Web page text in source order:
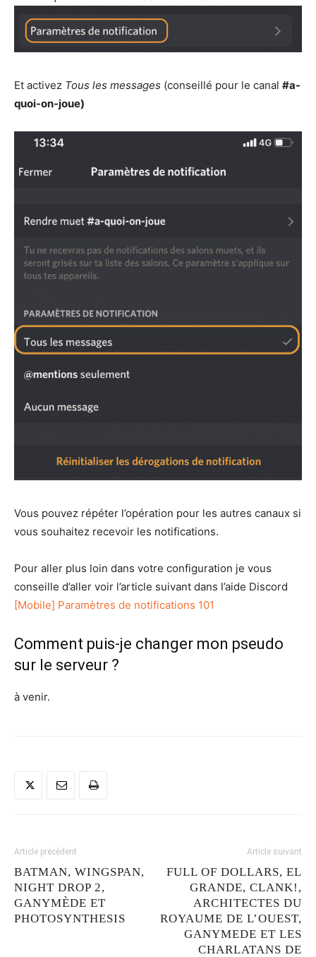
Et activez Tous les messages (conseillé pour le canal #a-
quoi-on-joue)
Vous pouvez répéter l’opération pour les autres canaux si
vous souhaitez recevoir les notifications.
Pour aller plus loin dans votre configuration je vous
conseille d’aller voir l’article suivant dans l’aide Discord
[Mobile] Paramètres de notifications 101
Comment puis-je changer mon pseudo
sur le serveur ?
à venir.
Article précédent
BATMAN, WINGSPAN,
NIGHT DROP 2,
GANYMÈDE ET
PHOTOSYNTHESIS
Article suivant
FULL OF DOLLARS, EL
GRANDE, CLANK!,
ARCHITECTES DU
ROYAUME DE L’OUEST,
GANYMEDE ET LES
CHARLATANS DE